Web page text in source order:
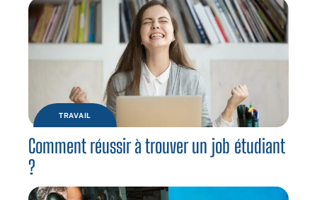
TRAVAIL
Comment réussir à trouver un job étudiant
?